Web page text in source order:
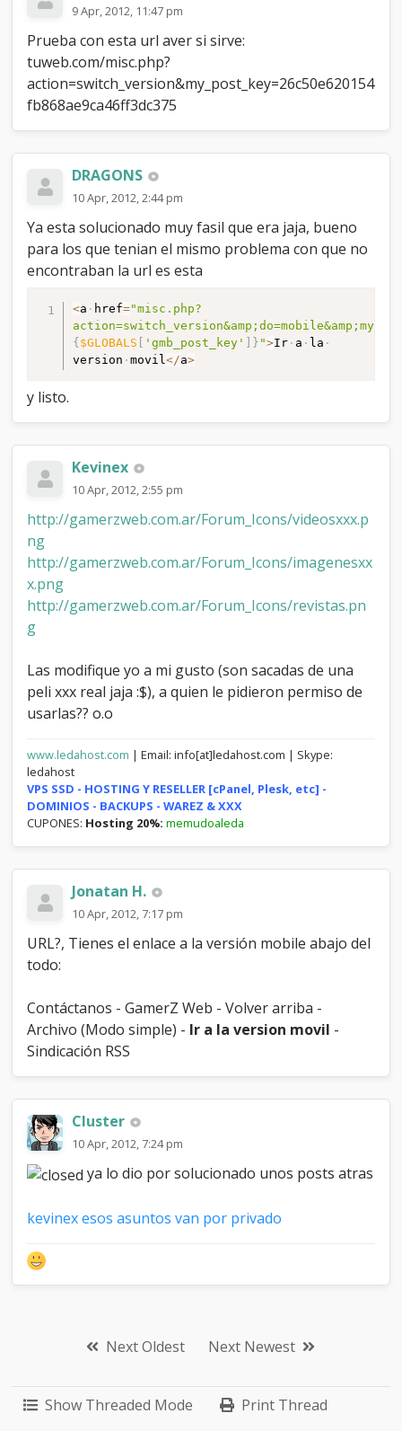
9 Apr, 2012, 11:47 pm
Prueba con esta url aver si sirve:
tuweb.com/misc.php?
action=switch_version&my_post_key=26c50e620154
fb868ae9ca46ff3dc375
DRAGONS
10 Apr, 2012, 2:44 pm
Ya esta solucionado muy fasil que era jaja, bueno
para los que tenian el mismo problema con que no
encontraban la url es esta
<a href="misc.php?
{$GLOBALS [ 'gmb_post_key' ] } ">Ir a
la
version movil </a>
y listo.
Kevinex
10 Apr, 2012, 2:55 pm
http://gamerzweb.com.ar/Forum_Icons/videosxxx.p
ng
http://gamerzweb.com.ar/Forum_Icons/imagenesxx
x.png
http://gamerzweb.com.ar/Forum_Icons/revistas.pn
g
Las modifique yo a mi gusto (son sacadas de una
peli xxx real jaja :$), a quien le pidieron permiso de
usarlas?? o.o
www.ledahost.com | Email: info[at]ledahost.com | Skype:
ledahost
VPS SSD - HOSTING Y RESELLER [cPanel, Plesk, etc] -
DOMINIOS - BACKUPS - WAREZ & XXX
CUPONES: Hosting 20%: memudoaleda
Jonatan H.
10 Apr, 2012, 7:17 pm
URL?, Tienes el enlace a la versión mobile abajo del
todo:
Contáctanos - GamerZ Web - Volver arriba -
Archivo (Modo simple) - Ir a la version movil -
Sindicación RSS
Cluster
10 Apr, 2012, 7:24 pm
ya lo dio por solucionado unos posts atras
kevinex esos asuntos van por privado
Next Oldest Next Newest
Show Threaded Mode Print Thread